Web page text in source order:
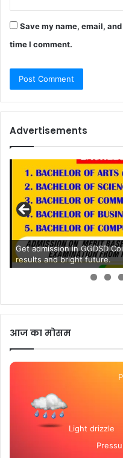
Save my name, email,
time I comment.
Advertisements
Get admission in GGDSD
results and bright future.
आज का मोसम
Light drizzle